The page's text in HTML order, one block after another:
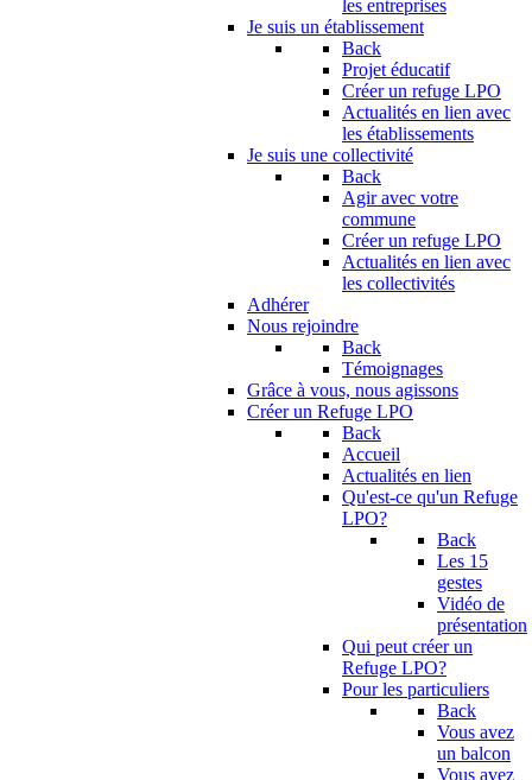
les entreprises
Je suis un établissement
Back
Projet éducatif
Créer un refuge LPO
Actualités en lien avec
les établissements
Je suis une collectivité
Back
Agir avec votre
commune
Créer un refuge LPO
Actualités en lien avec
les collectivités
Adhérer
Nous rejoindre
Back
Témoignages
Grâce à vous, nous agissons
Créer un Refuge LPO
Back
Accueil
Actualités en lien
Qu'est-ce qu'un Refuge
LPO?
Back
Les 15
gestes
Vidéo de
présentation
Qui peut créer un
Refuge LPO?
Pour les particuliers
Back
Vous avez
un balcon
Vous avez